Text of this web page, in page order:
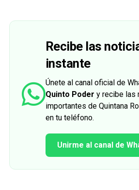
Recibe las
instante
Únete al canal oficial de
Quinto Poder y recibe las
importantes de Quintana
en tu teléfono.
Unirme al canal de